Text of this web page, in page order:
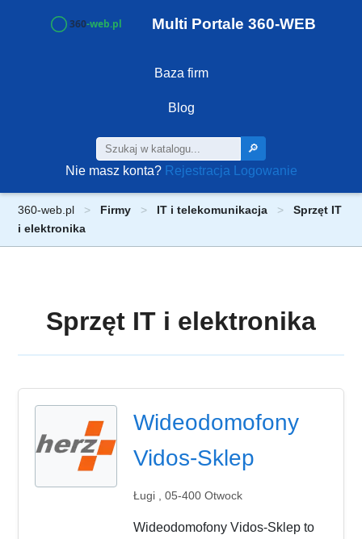
Multi Portale 360-WEB
Baza firm
Blog
🔎
Nie masz konta? Rejestracja Logowanie
360-web.pl Firmy IT i telekomunikacja
Sprzęt IT
i elektronika
Sprzęt IT i elektronika
Wideodomofony
Vidos-Sklep
Ługi , 05-400 Otwock
Wideodomofony Vidos-Sklep to